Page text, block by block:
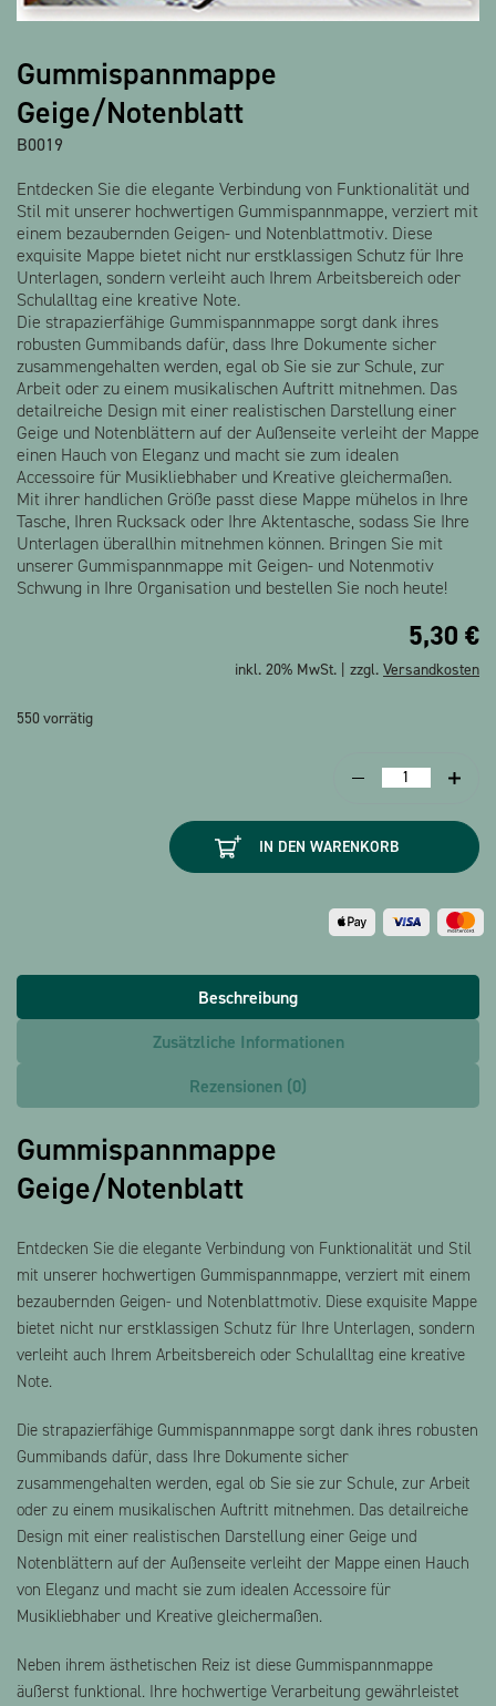
Gummispannmappe
Geige/Notenblatt
B0019
Entdecken Sie die elegante Verbindung von Funktionalität und
Stil mit unserer hochwertigen Gummispannmappe, verziert mit
einem bezaubernden Geigen- und Notenblattmotiv. Diese
exquisite Mappe bietet nicht nur erstklassigen Schutz für Ihre
Unterlagen, sondern verleiht auch Ihrem Arbeitsbereich oder
Schulalltag eine kreative Note.
Die strapazierfähige Gummispannmappe sorgt dank ihres
robusten Gummibands dafür, dass Ihre Dokumente sicher
zusammengehalten werden, egal ob Sie sie zur Schule, zur
Arbeit oder zu einem musikalischen Auftritt mitnehmen. Das
detailreiche Design mit einer realistischen Darstellung einer
Geige und Notenblättern auf der Außenseite verleiht der Mappe
einen Hauch von Eleganz und macht sie zum idealen
Accessoire für Musikliebhaber und Kreative gleichermaßen.
Mit ihrer handlichen Größe passt diese Mappe mühelos in Ihre
Tasche, Ihren Rucksack oder Ihre Aktentasche, sodass Sie Ihre
Unterlagen überallhin mitnehmen können. Bringen Sie mit
unserer Gummispannmappe mit Geigen- und Notenmotiv
Schwung in Ihre Organisation und bestellen Sie noch heute!
5,30 €
inkl. 20% MwSt. | zzgl. Versandkosten
550 vorrätig
Menge
IN DEN WARENKORB
Beschreibung
Zusätzliche Informationen
Rezensionen (0)
Gummispannmappe
Geige/Notenblatt
Entdecken Sie die elegante Verbindung von Funktionalität und Stil
mit unserer hochwertigen Gummispannmappe, verziert mit einem
bezaubernden Geigen- und Notenblattmotiv. Diese exquisite Mappe
bietet nicht nur erstklassigen Schutz für Ihre Unterlagen, sondern
verleiht auch Ihrem Arbeitsbereich oder Schulalltag eine kreative
Note.
Die strapazierfähige Gummispannmappe sorgt dank ihres robusten
Gummibands dafür, dass Ihre Dokumente sicher
zusammengehalten werden, egal ob Sie sie zur Schule, zur Arbeit
oder zu einem musikalischen Auftritt mitnehmen. Das detailreiche
Design mit einer realistischen Darstellung einer Geige und
Notenblättern auf der Außenseite verleiht der Mappe einen Hauch
von Eleganz und macht sie zum idealen Accessoire für
Musikliebhaber und Kreative gleichermaßen.
Neben ihrem ästhetischen Reiz ist diese Gummispannmappe
äußerst funktional. Ihre hochwertige Verarbeitung gewährleistet